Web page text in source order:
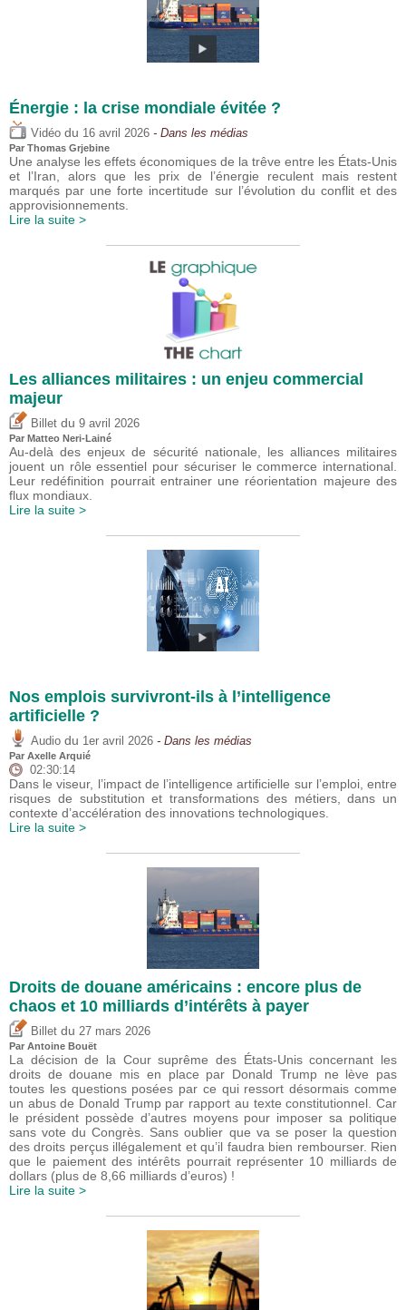
Énergie : la crise mondiale évitée ?
Vidéo du 16 avril 2026 - Dans les médias
Par Thomas Grjebine
Une analyse les effets économiques de la trêve entre les États-Unis
et l’Iran, alors que les prix de l’énergie reculent mais restent
marqués par une forte incertitude sur l’évolution du conflit et des
approvisionnements.
Lire la suite >
Les alliances militaires : un enjeu commercial
majeur
Billet du 9 avril 2026
Par Matteo Neri-Lainé
Au-delà des enjeux de sécurité nationale, les alliances militaires
jouent un rôle essentiel pour sécuriser le commerce international.
Leur redéfinition pourrait entrainer une réorientation majeure des
flux mondiaux.
Lire la suite >
Nos emplois survivront-ils à l’intelligence
artificielle ?
Audio du 1er avril 2026 - Dans les médias
Par Axelle Arquié
02:30:14
Dans le viseur, l’impact de l’intelligence artificielle sur l’emploi, entre
risques de substitution et transformations des métiers, dans un
contexte d’accélération des innovations technologiques.
Lire la suite >
Droits de douane américains : encore plus de
chaos et 10 milliards d’intérêts à payer
Billet du 27 mars 2026
Par Antoine Bouët
La décision de la Cour suprême des États-Unis concernant les
droits de douane mis en place par Donald Trump ne lève pas
toutes les questions posées par ce qui ressort désormais comme
un abus de Donald Trump par rapport au texte constitutionnel. Car
le président possède d’autres moyens pour imposer sa politique
sans vote du Congrès. Sans oublier que va se poser la question
des droits perçus illégalement et qu’il faudra bien rembourser. Rien
que le paiement des intérêts pourrait représenter 10 milliards de
dollars (plus de 8,66 milliards d’euros) !
Lire la suite >